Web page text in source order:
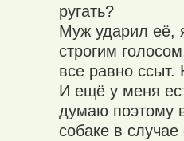
ругать?
Муж ударил её,
строгим
все равно ссыт.
И ещё у меня
думаю поэтому
собаке в